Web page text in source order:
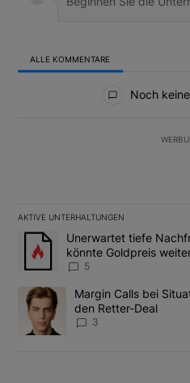
ALLE KOMMENTARE
Noch
AKTIVE UNTERHALTUNGEN
Das Folgende ist eine Liste
Ein Trendartikel mit dem Titel
Unerwartet tiefe
könnte Goldpreis
5
Ein Trendartikel mit dem Titel
Margin Calls bei
den Retter-Deal
3